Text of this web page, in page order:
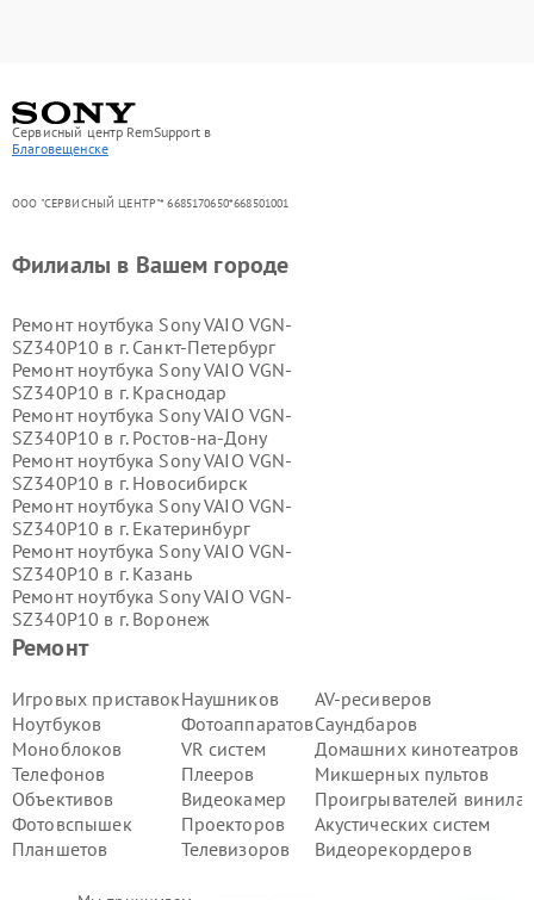
Сервисный центр RemSupport в
Благовещенске
ООО "СЕРВИСНЫЙ ЦЕНТР"* 6685170650*668501001
Ремонт
Игровых приставок
Ноутбуков
Моноблоков
Телефонов
Объективов
Фотовспышек
Планшетов
Наушников
Фотоаппаратов
VR систем
Плееров
Видеокамер
Проекторов
Телевизоров
AV-ресиверов
Саундбаров
Домашних кинотеатров
Микшерных пультов
Проигрывателей винила
Акустических систем
Видеорекордеров
Филиалы в Вашем городе
Ремонт ноутбука Sony VAIO VGN-
SZ340P10 в г. Санкт-Петербург
Ремонт ноутбука Sony VAIO VGN-
SZ340P10 в г. Краснодар
Ремонт ноутбука Sony VAIO VGN-
SZ340P10 в г. Ростов-на-Дону
Ремонт ноутбука Sony VAIO VGN-
SZ340P10 в г. Новосибирск
Ремонт ноутбука Sony VAIO VGN-
SZ340P10 в г. Екатеринбург
Ремонт ноутбука Sony VAIO VGN-
SZ340P10 в г. Казань
Ремонт ноутбука Sony VAIO VGN-
SZ340P10 в г. Воронеж
Ремонт ноутбука Sony VAIO VGN-
SZ340P10 в г.
SZ340P10 в г.Самара
Ремонт ноутбука Sony VAIO VGN-
SZ340P10 в г.
Пермь
Ремонт ноутбука Sony VAIO VGN-
SZ340P10 в г.
Красноярск
Ремонт ноутбука Sony VAIO VGN-
SZ340P10 в г.
Ижевск
Ремонт ноутбука Sony VAIO VGN-
SZ340P10 в г.